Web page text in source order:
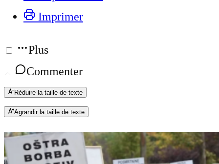
Imprimer
Plus
Commenter
Réduire la taille de texte
Agrandir la taille de texte